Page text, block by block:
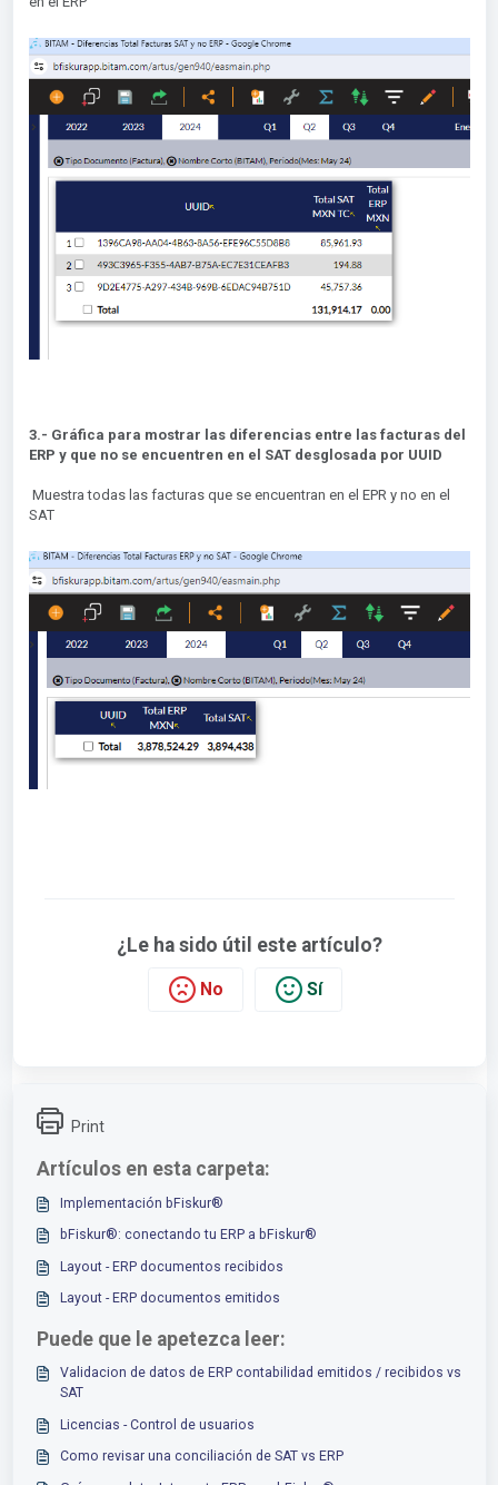
3.- Gráfica para mostrar las diferencias entre las facturas del
ERP y que no se encuentren en el SAT desglosada por UUID
Muestra todas las facturas que se encuentran en el EPR y no en el
SAT
¿Le ha sido útil este artículo?
No Sí
Print
Artículos en esta carpeta:
Implementación bFiskur®︎
bFiskur®︎: conectando tu ERP a bFiskur®︎
Layout - ERP documentos recibidos
Layout - ERP documentos emitidos
Puede que le apetezca leer:
Validacion de datos de ERP contabilidad emitidos / recibidos vs
SAT
Licencias - Control de usuarios
Como revisar una conciliación de SAT vs ERP